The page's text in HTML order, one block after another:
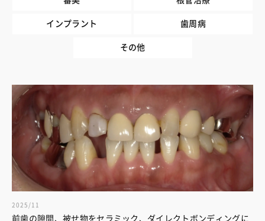
インプラント 歯周病
その他
2025/11
前歯の隙間、被せ物をセラミック、ダイレクトボンディングに